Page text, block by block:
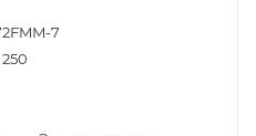
7
250